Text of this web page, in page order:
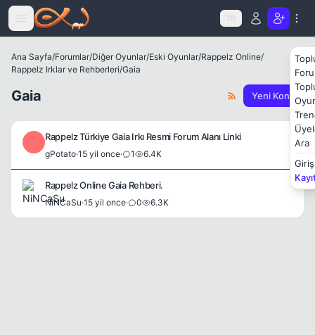
Icerige atla
TR
Ara
Giriş
Ana Sayfa/Forumlar/Diğer Oyunlar/Eski Oyunlar/Rappelz Online/
Rappelz Irklar ve Rehberleri/Gaia
Gaia Yeni Konu
Rappelz Türkiye Gaia Irkı Resmi Forum Alanı Linki
gPotato·15 yil once· 1 6.4K
Rappelz Online Gaia Rehberi.
NiNCaSu·15 yil once· 0 6.3K